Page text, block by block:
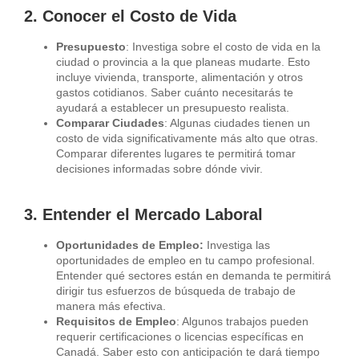
2. Conocer el Costo de Vida
Presupuesto: Investiga sobre el costo de vida en la
ciudad o provincia a la que planeas mudarte. Esto
incluye vivienda, transporte, alimentación y otros
gastos cotidianos. Saber cuánto necesitarás te
ayudará a establecer un presupuesto realista.
Comparar Ciudades: Algunas ciudades tienen un
costo de vida significativamente más alto que otras.
Comparar diferentes lugares te permitirá tomar
decisiones informadas sobre dónde vivir.
3. Entender el Mercado Laboral
Oportunidades de Empleo: Investiga las
oportunidades de empleo en tu campo profesional.
Entender qué sectores están en demanda te permitirá
dirigir tus esfuerzos de búsqueda de trabajo de
manera más efectiva.
Requisitos de Empleo: Algunos trabajos pueden
requerir certificaciones o licencias específicas en
Canadá. Saber esto con anticipación te dará tiempo